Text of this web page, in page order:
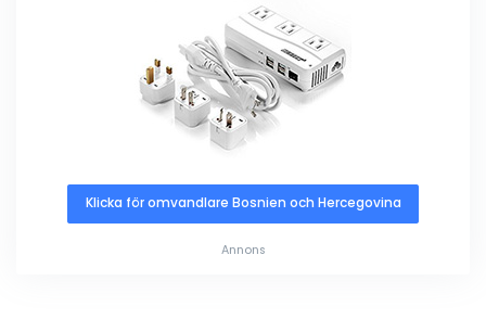
Klicka för omvandlare Bosnien och Hercegovina
Annons